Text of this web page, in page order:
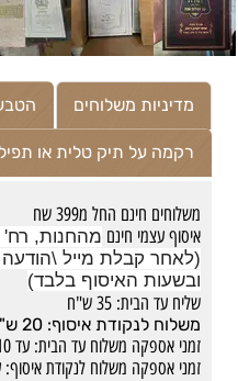
מדיניות משלוחים
רקמה על תיק טלית או
משלוחים חינם החל מ399 שח
איסוף עצמי חינם
(לאחר קבלת מייל
ובשעות האיסוף בלבד)
שליח עד הבית: 35 ש"ח
משלוח לנקודת איסוף: 20 ש"ח
זמני אספקה משלוח עד הבית: עד 2-10 ימי עסקים
זמני אספקה משלוח לנקודת איסוף: עד 3-10 ימי